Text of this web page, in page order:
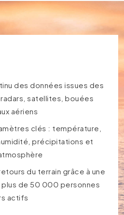
des données issues des
satellites, bouées
aériens
clés : température,
précipitations et
du terrain grâce à une
de 50 000 personnes
actifs